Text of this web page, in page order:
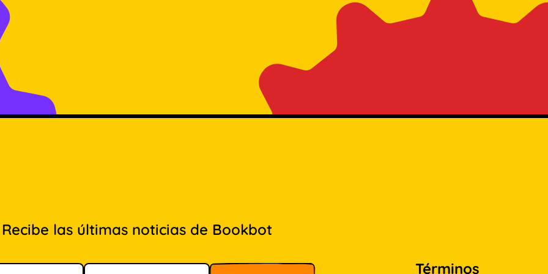
Recibe las últimas noticias de Bookbot
Términos